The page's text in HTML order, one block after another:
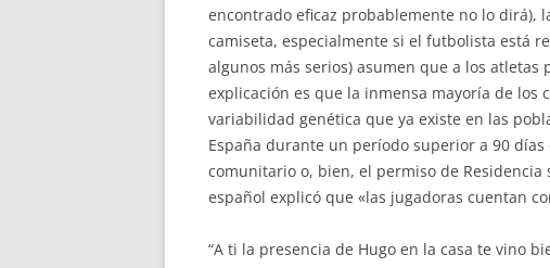
encontrado eficaz probablemente no lo dirá),
camiseta, especialmente si el futbolista está
algunos más serios) asumen que a los
explicación es que la inmensa mayoría de los
variabilidad genética que ya existe en las
España durante un período superior a 90
comunitario o, bien, el permiso de
español explicó que «las jugadoras cuentan
“A ti la presencia de Hugo en la casa te vino